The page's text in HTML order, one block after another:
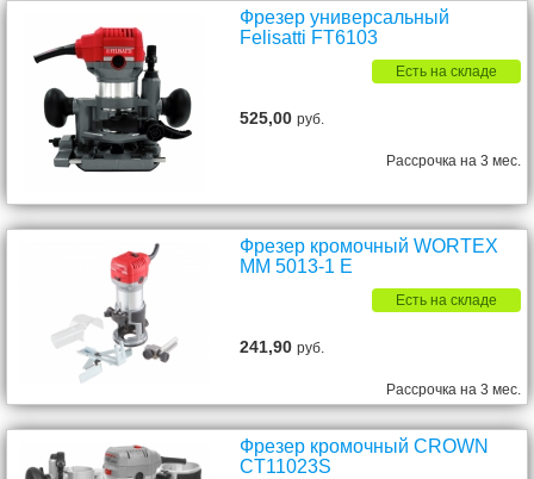
Фрезер универсальный
Felisatti FT6103
Есть на складе
525,00руб.
Рассрочка на 3 мес.
Фрезер кромочный WORTEX
MM 5013-1 E
Есть на складе
241,90руб.
Рассрочка на 3 мес.
Фрезер кромочный CROWN
CT11023S